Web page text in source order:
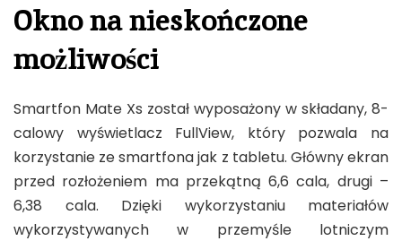
Okno na nieskończone
możliwości
Smartfon Mate Xs został wyposażony w składany, 8-
calowy wyświetlacz FullView, który pozwala na
korzystanie ze smartfona jak z tabletu. Główny ekran
przed rozłożeniem ma przekątną 6,6 cala, drugi –
6,38 cala. Dzięki wykorzystaniu materiałów
wykorzystywanych w przemyśle lotniczym